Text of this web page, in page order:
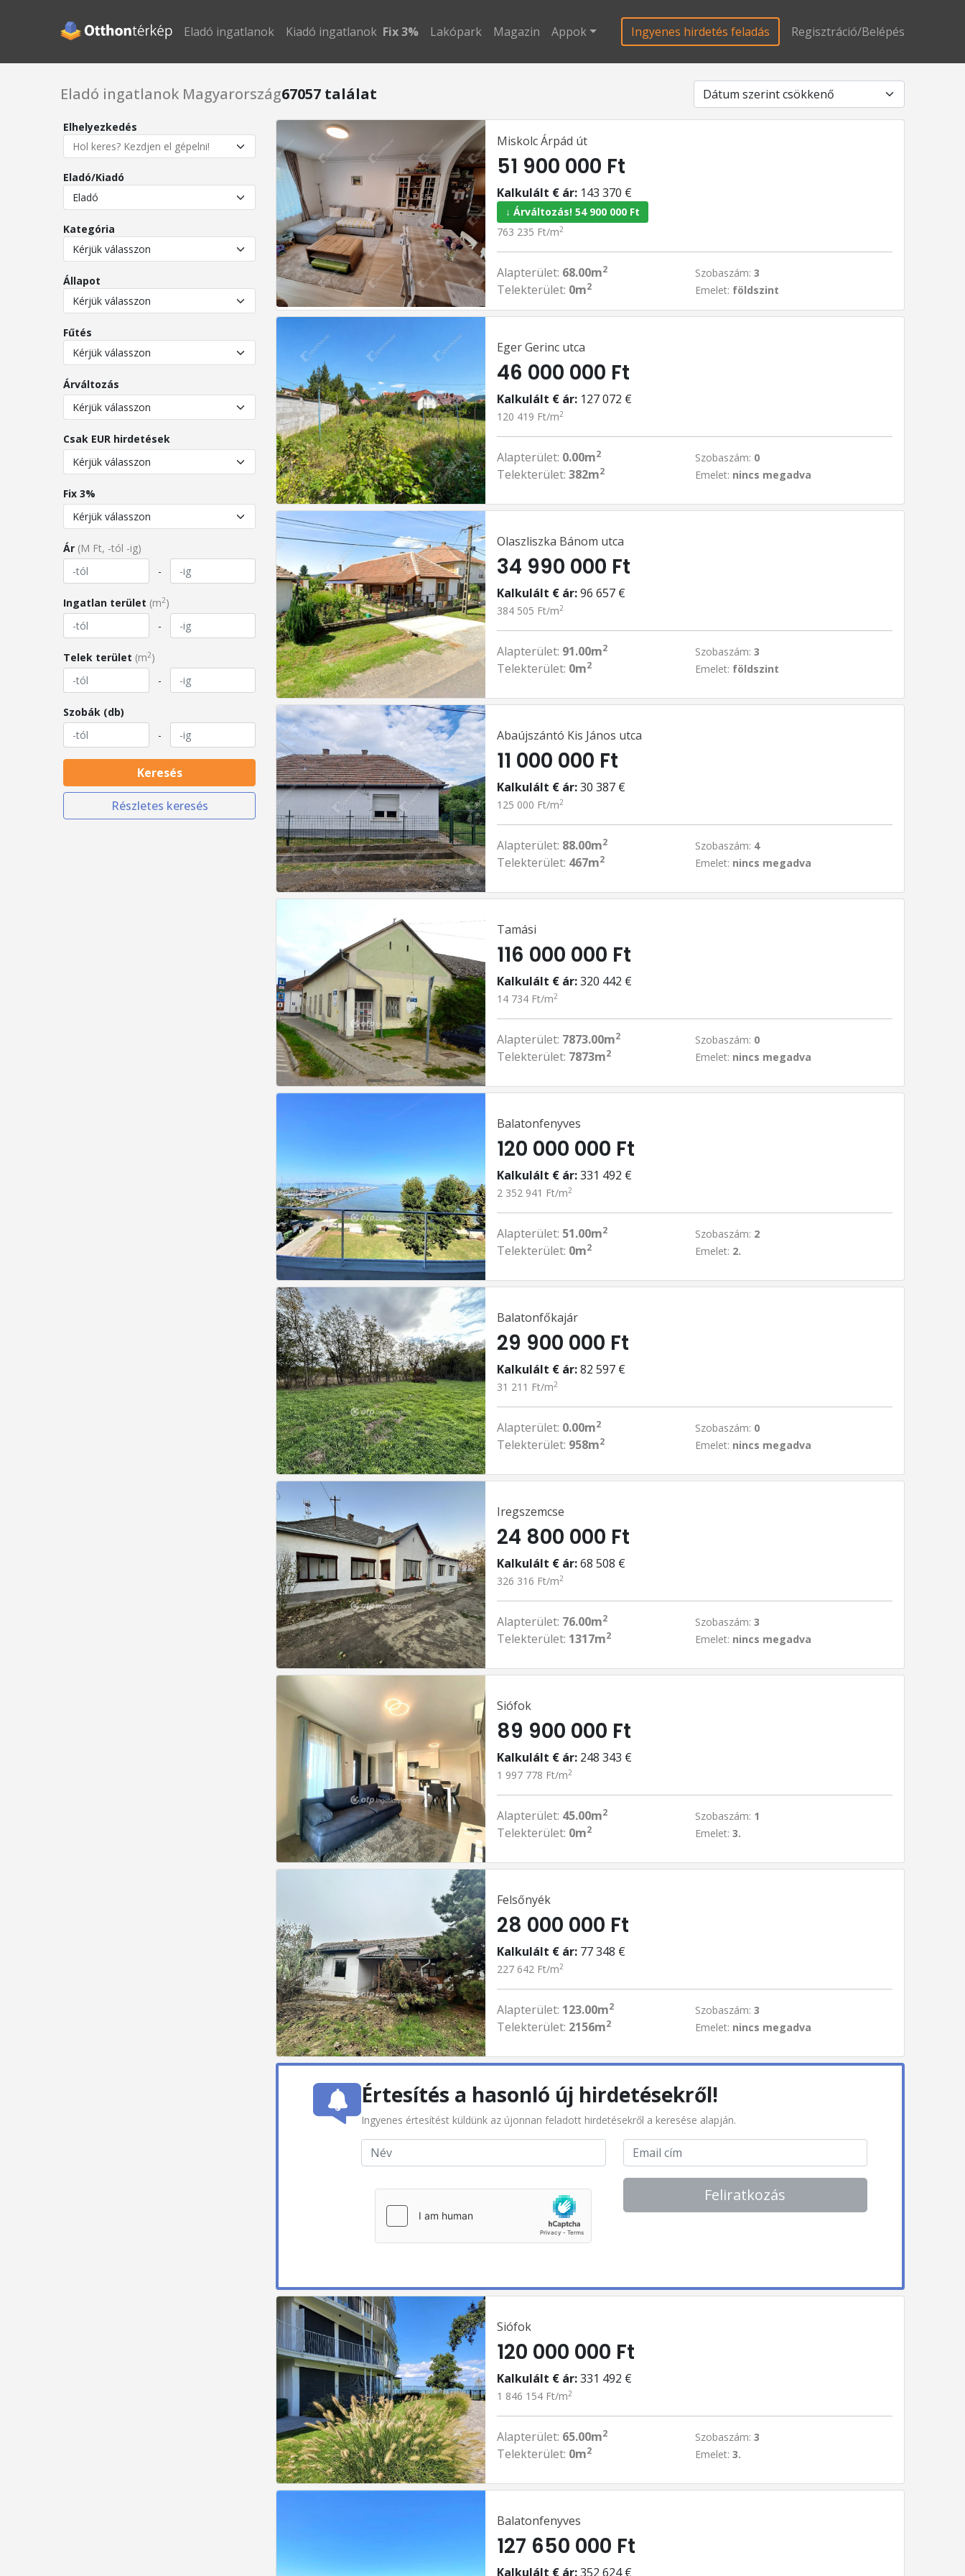
Eladó ingatlanok Kiadó ingatlanok Fix 3% Lakópark Magazin Appok Ingyenes hirdetés feladás Regisztráció/Belépés
Eladó ingatlanok Magyarország67057 találat
Elhelyezkedés
Eladó/Kiadó
Kategória
Állapot
Fűtés
Árváltozás
Csak EUR hirdetések
Fix 3%
Ár (M Ft, -tól -ig)
-
Ingatlan terület (m2)
-
Telek terület (m2)
-
Szobák (db)
-
Keresés
Részletes keresés
Miskolc Árpád út
51 900 000 Ft
Kalkulált € ár: 143 370 €
↓ Árváltozás! 54 900 000 Ft
763 235 Ft/m2
Alapterület: 68.00m2
Telekterület: 0m2
Szobaszám: 3
Emelet: földszint
Eger Gerinc utca
46 000 000 Ft
Kalkulált € ár: 127 072 €
120 419 Ft/m2
Alapterület: 0.00m2
Telekterület:382m2
Szobaszám: 0
Emelet: nincs megadva
Olaszliszka Bánom utca
34 990 000 Ft
Kalkulált € ár:96 657 €
384 505 Ft/m2
Alapterület: 91.00m2
Telekterület: 0m2
Szobaszám: 3
Emelet: földszint
Abaújszántó Kis János utca
11 000 000 Ft
Kalkulált € ár:30 387 €
125 000 Ft/m2
Alapterület: 88.00m2
Telekterület: 467m2
Szobaszám: 4
Emelet: nincs megadva
Tamási
116 000 000 Ft
Kalkulált € ár:320 442 €
14 734 Ft/m2
Alapterület: 7873.00m2
Telekterület: 7873m2
Szobaszám: 0
Emelet: nincs megadva
Balatonfenyves
120 000 000 Ft
Kalkulált € ár:331 492 €
2 352 941 Ft/m2
Alapterület: 51.00m2
Telekterület: 0m2
Szobaszám: 2
Emelet: 2.
Balatonfőkajár
29 900 000 Ft
Kalkulált € ár:82 597 €
31 211 Ft/m2
Alapterület: 0.00m2
Telekterület: 958m2
Szobaszám: 0
Emelet: nincs megadva
Iregszemcse
24 800 000 Ft
Kalkulált € ár:68 508 €
326 316 Ft/m2
Alapterület: 76.00m2
Telekterület: 1317m2
Szobaszám: 3
Emelet: nincs megadva
Siófok
89 900 000 Ft
Kalkulált € ár: 248 343 €
1 997 778 Ft/m2
Alapterület: 45.00m2
Telekterület: 0m2
Szobaszám: 1
Emelet: 3.
Felsőnyék
28 000 000 Ft
Kalkulált € ár: 77 348 €
227 642 Ft/m2
Alapterület: 123.00m2
Telekterület: 2156m2
Szobaszám: 3
Emelet: nincs megadva
Értesítés a hasonló új hirdetésekről!
Ingyenes értesítést küldünk az újonnan feladott hirdetésekről a keresése alapján.
Feliratkozás
Siófok
120 000 000 Ft
Kalkulált € ár:331 492 €
1 846 154 Ft/m2
Alapterület: 65.00m2
Telekterület: 0m2
Szobaszám: 3
Emelet: 3.
Balatonfenyves
127 650 000 Ft
Kalkulált € ár:352 624 €